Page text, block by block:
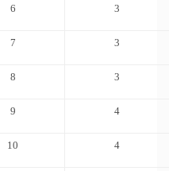
6 3
7 3
8 3
9 4
10 4